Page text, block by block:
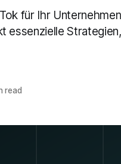
für Ihr
essenzielle
read